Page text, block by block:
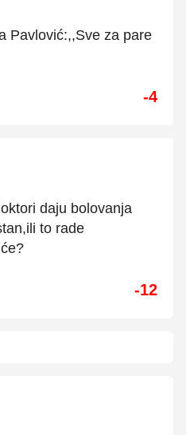
Pavlović:,,Sve za pare
-4
daju bolovanja
to rade
-12